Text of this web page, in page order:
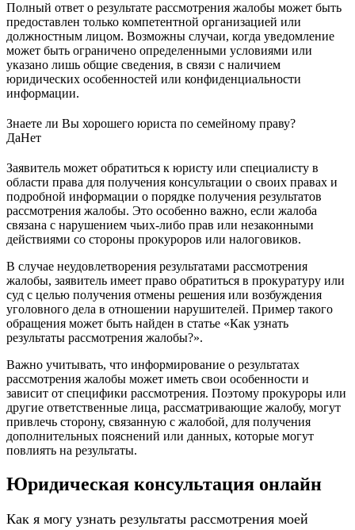
Полный ответ о результате рассмотрения жалобы может быть
предоставлен только компетентной организацией или
должностным лицом. Возможны случаи, когда уведомление
может быть ограничено определенными условиями или
указано лишь общие сведения, в связи с наличием
юридических особенностей или конфиденциальности
информации.
Знаете ли Вы хорошего юриста по семейному праву?
ДаНет
Заявитель может обратиться к юристу или специалисту в
области права для получения консультации о своих правах и
подробной информации о порядке получения результатов
рассмотрения жалобы. Это особенно важно, если жалоба
связана с нарушением чьих-либо прав или незаконными
действиями со стороны прокуроров или налоговиков.
В случае неудовлетворения результатами рассмотрения
жалобы, заявитель имеет право обратиться в прокуратуру или
суд с целью получения отмены решения или возбуждения
уголовного дела в отношении нарушителей. Пример такого
обращения может быть найден в статье «Как узнать
результаты рассмотрения жалобы?».
Важно учитывать, что информирование о результатах
рассмотрения жалобы может иметь свои особенности и
зависит от специфики рассмотрения. Поэтому прокуроры или
другие ответственные лица, рассматривающие жалобу, могут
привлечь сторону, связанную с жалобой, для получения
дополнительных пояснений или данных, которые могут
повлиять на результаты.
Юридическая консультация онлайн
Как я могу узнать результаты рассмотрения моей